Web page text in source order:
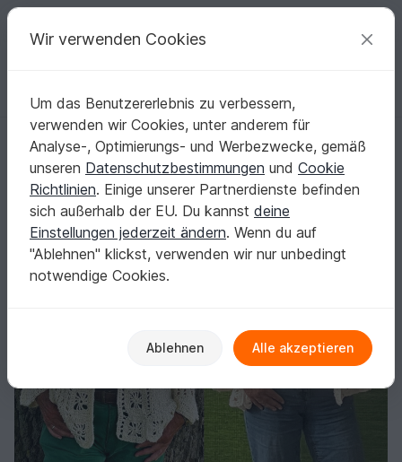
Deine kreativen Ideen
Deutsch | € (EUR) einloggen Kostenlos registrieren
Startseite Häkeln Damen Jacken & Westen
Jacke mit Grannys und Trompetenärmeln - Häkelanleitung
Jacke mit Grannys und Trompetenärmeln -
Häkelanleitung
Wir verwenden Cookies
Um das Benutzererlebnis zu verbessern,
verwenden wir Cookies, unter anderem für
Analyse-, Optimierungs- und Werbezwecke, gemäß
unseren Datenschutzbestimmungen und Cookie
Richtlinien. Einige unserer Partnerdienste befinden
sich außerhalb der EU. Du kannst deine
Einstellungen jederzeit ändern. Wenn du auf
"Ablehnen" klickst, verwenden wir nur unbedingt
notwendige Cookies.
Ablehnen Alle akzeptieren